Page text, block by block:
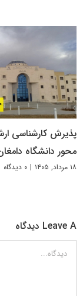
پذیرش کارشناسی
محور دانشگاه دامغان
۱۸ مرداد, ۱۴۰۵ | ۰ دیدگاه
Leave A دیدگاه
دیدگاه